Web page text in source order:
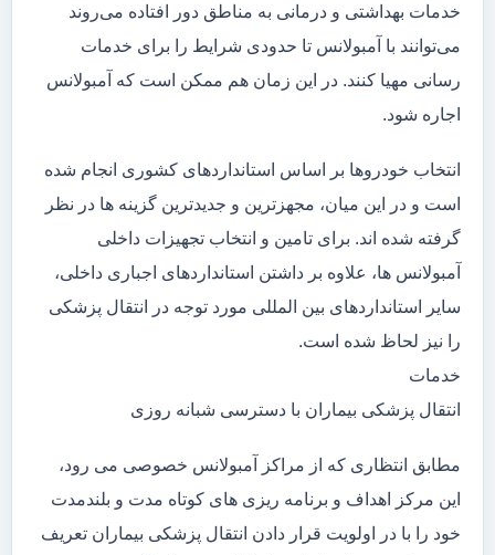
خدمات بهداشتی و درمانی به مناطق دور افتاده می‌روند
می‌توانند با آمبولانس تا حدودی شرایط را برای خدمات
رسانی مهیا کنند. در این زمان هم ممکن است که آمبولانس
اجاره شود.
انتخاب خودروها بر اساس استانداردهای کشوری انجام شده
است و در این میان، مجهزترین و جدیدترین گزینه ها در نظر
گرفته شده اند. برای تامین و انتخاب تجهیزات داخلی
آمبولانس ها، علاوه بر داشتن استانداردهای اجباری داخلی،
سایر استانداردهای بین المللی مورد توجه در انتقال پزشکی
را نیز لحاظ شده است.
خدمات
انتقال پزشکی بیماران با دسترسی شبانه روزی
مطابق انتظاری که از مراکز آمبولانس خصوصی می رود،
این مرکز اهداف و برنامه ریزی های کوتاه مدت و بلندمدت
خود را با در اولویت قرار دادن انتقال پزشکی بیماران تعریف